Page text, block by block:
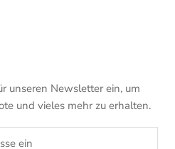
unseren Newsletter ein, um
und vieles mehr zu erhalten.